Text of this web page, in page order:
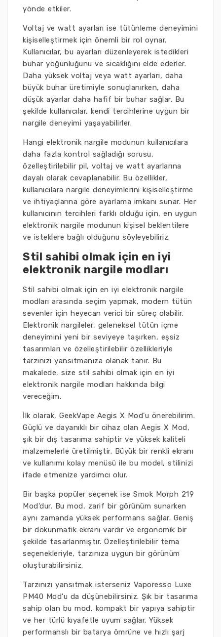
yönde etkiler.
Voltaj ve watt ayarları ise tütünleme deneyimini
kişiselleştirmek için önemli bir rol oynar.
Kullanıcılar, bu ayarları düzenleyerek istedikleri
buhar yoğunluğunu ve sıcaklığını elde ederler.
Daha yüksek voltaj veya watt ayarları, daha
büyük buhar üretimiyle sonuçlanırken, daha
düşük ayarlar daha hafif bir buhar sağlar. Bu
şekilde kullanıcılar, kendi tercihlerine uygun bir
nargile deneyimi yaşayabilirler.
Hangi elektronik nargile modunun kullanıcılara
daha fazla kontrol sağladığı sorusu,
özelleştirilebilir pil, voltaj ve watt ayarlarına
dayalı olarak cevaplanabilir. Bu özellikler,
kullanıcılara nargile deneyimlerini kişiselleştirme
ve ihtiyaçlarına göre ayarlama imkanı sunar. Her
kullanıcının tercihleri farklı olduğu için, en uygun
elektronik nargile modunun kişisel beklentilere
ve isteklere bağlı olduğunu söyleyebiliriz.
Stil sahibi olmak için en iyi
elektronik nargile modları
Stil sahibi olmak için en iyi elektronik nargile
modları arasında seçim yapmak, modern tütün
sevenler için heyecan verici bir süreç olabilir.
Elektronik nargileler, geleneksel tütün içme
deneyimini yeni bir seviyeye taşırken, eşsiz
tasarımları ve özelleştirilebilir özellikleriyle
tarzınızı yansıtmanıza olanak tanır. Bu
makalede, size stil sahibi olmak için en iyi
elektronik nargile modları hakkında bilgi
vereceğim.
İlk olarak, GeekVape Aegis X Mod'u önerebilirim.
Güçlü ve dayanıklı bir cihaz olan Aegis X Mod,
şık bir dış tasarıma sahiptir ve yüksek kaliteli
malzemelerle üretilmiştir. Büyük bir renkli ekranı
ve kullanımı kolay menüsü ile bu model, stilinizi
ifade etmenize yardımcı olur.
Bir başka popüler seçenek ise Smok Morph 219
Mod'dur. Bu mod, zarif bir görünüm sunarken
aynı zamanda yüksek performans sağlar. Geniş
bir dokunmatik ekranı vardır ve ergonomik bir
şekilde tasarlanmıştır. Özelleştirilebilir tema
seçenekleriyle, tarzınıza uygun bir görünüm
oluşturabilirsiniz.
Tarzınızı yansıtmak isterseniz Vaporesso Luxe
PM40 Mod'u da düşünebilirsiniz. Şık bir tasarıma
sahip olan bu mod, kompakt bir yapıya sahiptir
ve her türlü kıyafetle uyum sağlar. Yüksek
performanslı bir batarya ömrüne ve hızlı şarj